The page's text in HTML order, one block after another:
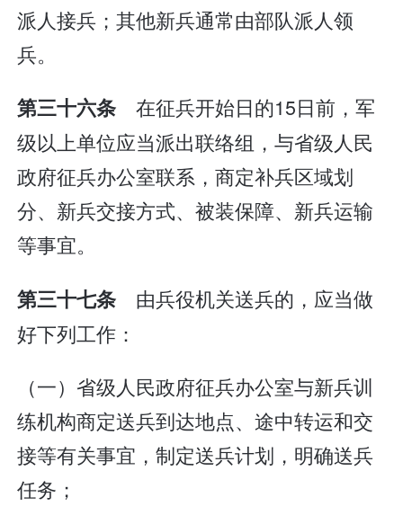
派人接兵；其他新兵通常由部队派人领
兵。
第三十六条 在征兵开始日的15日前，军
级以上单位应当派出联络组，与省级人民
政府征兵办公室联系，商定补兵区域划
分、新兵交接方式、被装保障、新兵运输
等事宜。
第三十七条 由兵役机关送兵的，应当做
好下列工作：
（一）省级人民政府征兵办公室与新兵训
练机构商定送兵到达地点、途中转运和交
接等有关事宜，制定送兵计划，明确送兵
任务；